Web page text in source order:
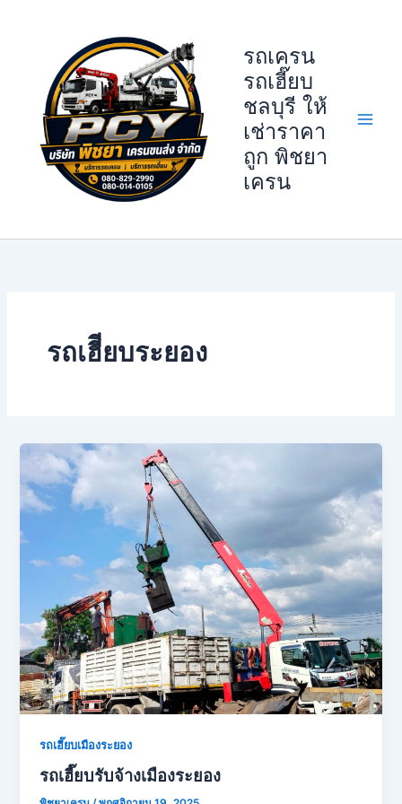
รถเครน
รถเฮี๊ยบ
ชลบุรี ให้
เช่าราคา
ถูก พิชยา
เครน
รถเฮีียบระยอง
รถเฮี๊ยบเมืองระยอง
รถเฮี๊ยบรับจ้างเมืองระยอง